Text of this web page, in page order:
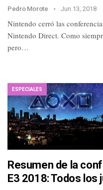
Pedro Morote Jun 13, 2018
Nintendo cerró las
Nintendo Direct. Como
pero…
ESPECIALES
Resumen de la
E3 2018: Todos